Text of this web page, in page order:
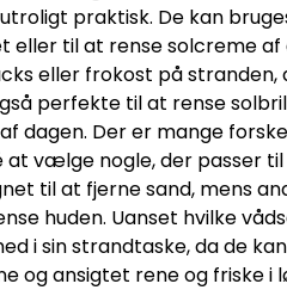
praktisk. De kan
til at rense solcreme af
eller frokost på
perfekte til at rense
dagen. Der er mange
vælge nogle, der passer til
til at fjerne sand, mens
huden. Uanset hvilke
i sin strandtaske, da de
ansigtet rene og friske i